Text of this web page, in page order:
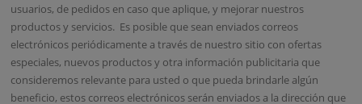
usuarios, de pedidos en caso que aplique, y mejorar nuestros
productos y servicios. Es posible que sean enviados correos
electrónicos periódicamente a través de nuestro sitio con ofertas
especiales, nuevos productos y otra información publicitaria que
consideremos relevante para usted o que pueda brindarle algún
beneficio, estos correos electrónicos serán enviados a la dirección que